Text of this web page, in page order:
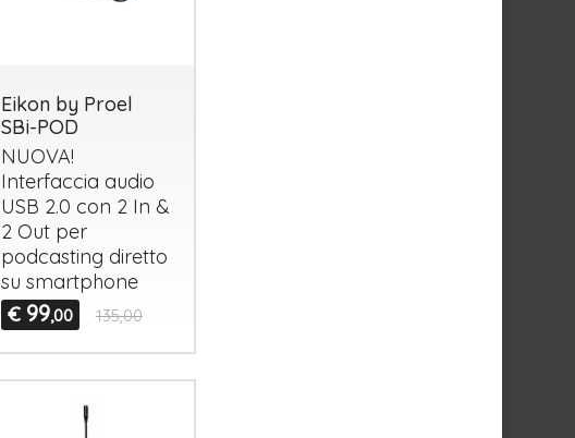
Eikon by Proel
SBi-POD
NUOVA!
Interfaccia audio
USB 2.0 con 2 In &
2 Out per
podcasting diretto
su smartphone
€ 99,00 135,00